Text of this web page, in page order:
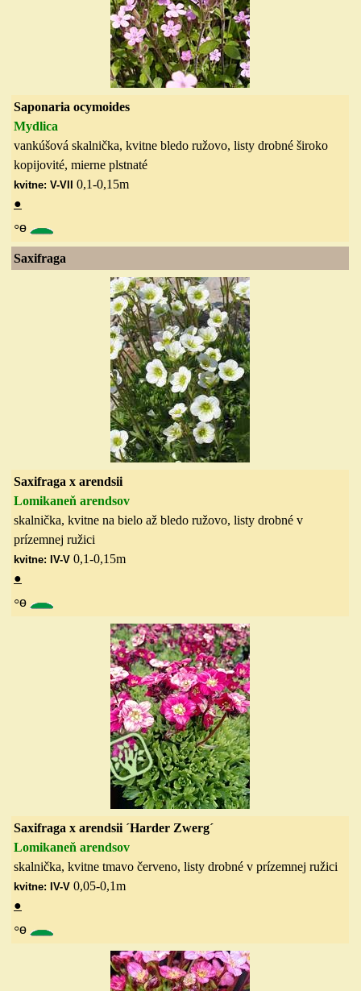
Saponaria ocymoides
Mydlica
vankúšová skalnička, kvitne bledo ružovo, listy drobné široko
kopijovité, mierne plstnaté
kvitne: V-VII 0,1-0,15m
●
◦ө
Saxifraga
Saxifraga x arendsii
Lomikaneň arendsov
skalnička, kvitne na bielo až bledo ružovo, listy drobné v
prízemnej ružici
kvitne: IV-V 0,1-0,15m
●
◦ө
Saxifraga x arendsii ´Harder Zwerg´
Lomikaneň arendsov
skalnička, kvitne tmavo červeno, listy drobné v prízemnej ružici
kvitne: IV-V 0,05-0,1m
●
◦ө